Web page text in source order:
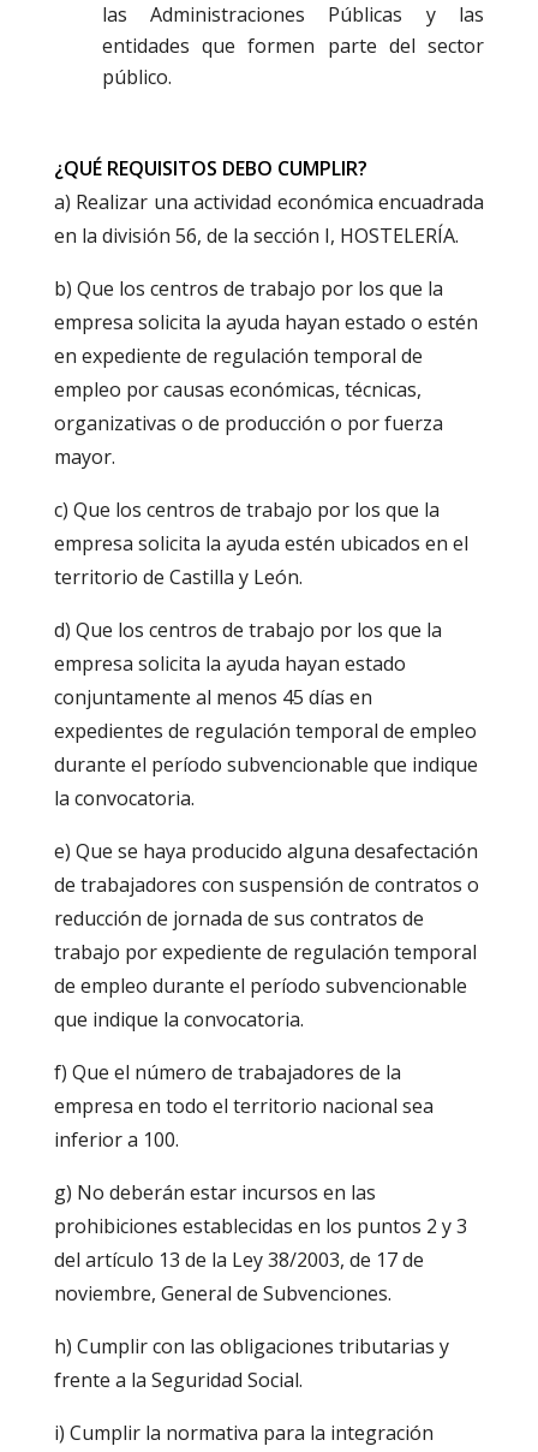
las Administraciones Públicas y las
entidades que formen parte del sector
público.
¿QUÉ REQUISITOS DEBO CUMPLIR?
a) Realizar una actividad económica encuadrada
en la división 56, de la sección I, HOSTELERÍA.
b) Que los centros de trabajo por los que la
empresa solicita la ayuda hayan estado o estén
en expediente de regulación temporal de
empleo por causas económicas, técnicas,
organizativas o de producción o por fuerza
mayor.
c) Que los centros de trabajo por los que la
empresa solicita la ayuda estén ubicados en el
territorio de Castilla y León.
d) Que los centros de trabajo por los que la
empresa solicita la ayuda hayan estado
conjuntamente al menos 45 días en
expedientes de regulación temporal de empleo
durante el período subvencionable que indique
la convocatoria.
e) Que se haya producido alguna desafectación
de trabajadores con suspensión de contratos o
reducción de jornada de sus contratos de
trabajo por expediente de regulación temporal
de empleo durante el período subvencionable
que indique la convocatoria.
f) Que el número de trabajadores de la
empresa en todo el territorio nacional sea
inferior a 100.
g) No deberán estar incursos en las
prohibiciones establecidas en los puntos 2 y 3
del artículo 13 de la Ley 38/2003, de 17 de
noviembre, General de Subvenciones.
h) Cumplir con las obligaciones tributarias y
frente a la Seguridad Social.
i) Cumplir la normativa para la integración